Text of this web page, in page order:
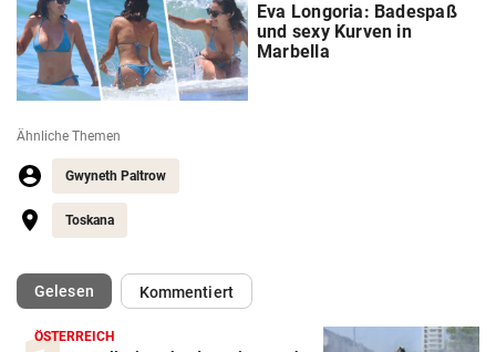
Eva Longoria: Badespaß
und sexy Kurven in
Marbella
Ähnliche Themen
‪‪Gwyneth Paltrow
Toskana
Gelesen(ausgewählt)Kommentiert
ÖSTERREICH